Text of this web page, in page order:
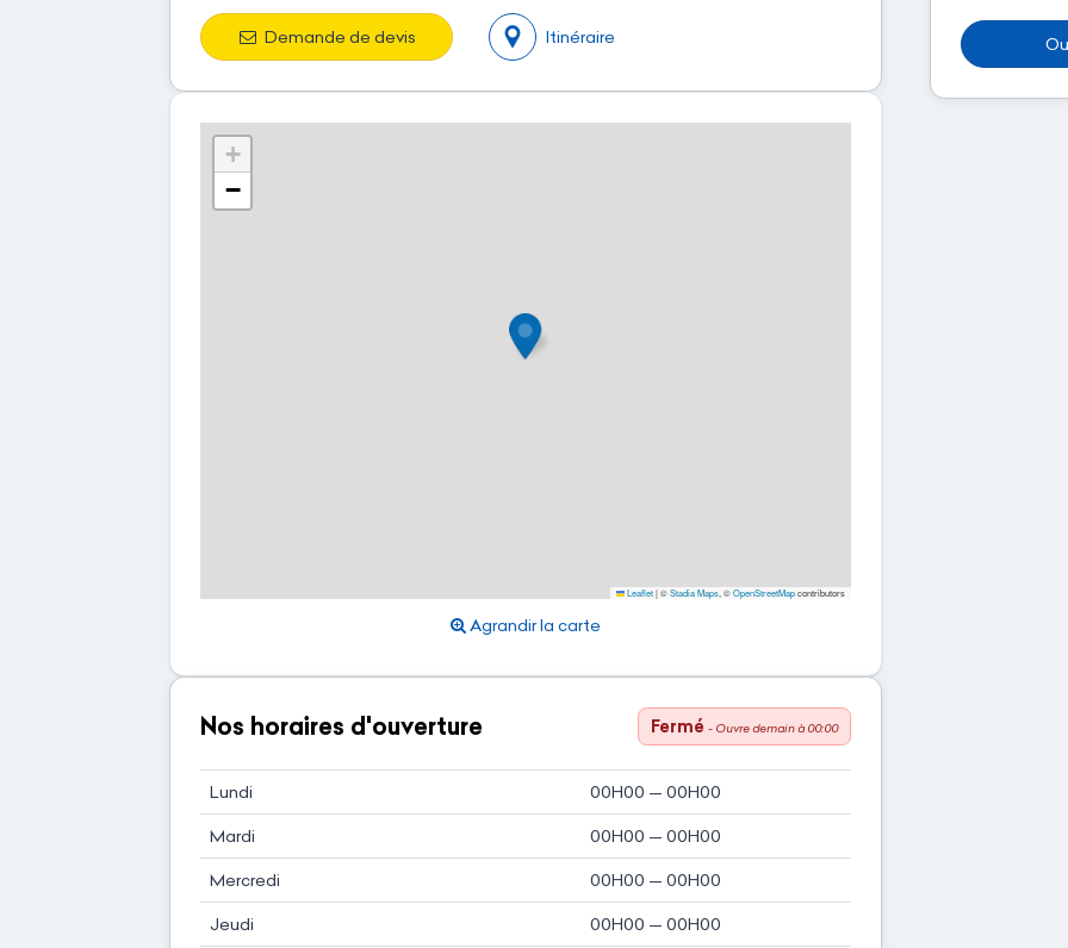
Demande de devis Itinéraire
+
−
Leaflet |©Stadia Maps , ©OpenStreetMapcontributors
Agrandir la carte
Nos horaires d'ouverture Fermé - Ouvre demain à 00:00
Lundi 00H00 — 00H00
Mardi 00H00 — 00H00
Mercredi 00H00 — 00H00
Jeudi 00H00 — 00H00